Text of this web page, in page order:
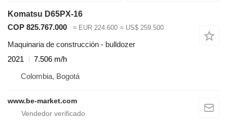
Komatsu D65PX-16
COP 825.767.000
≈ EUR 224.600 ≈ US$ 259.500
Maquinaria de construcción - bulldozer
2021
7.506 m/h
Colombia, Bogotá
www.be-market.com